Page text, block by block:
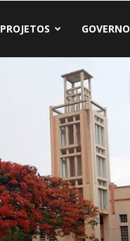
PROJETOS GOVERNO